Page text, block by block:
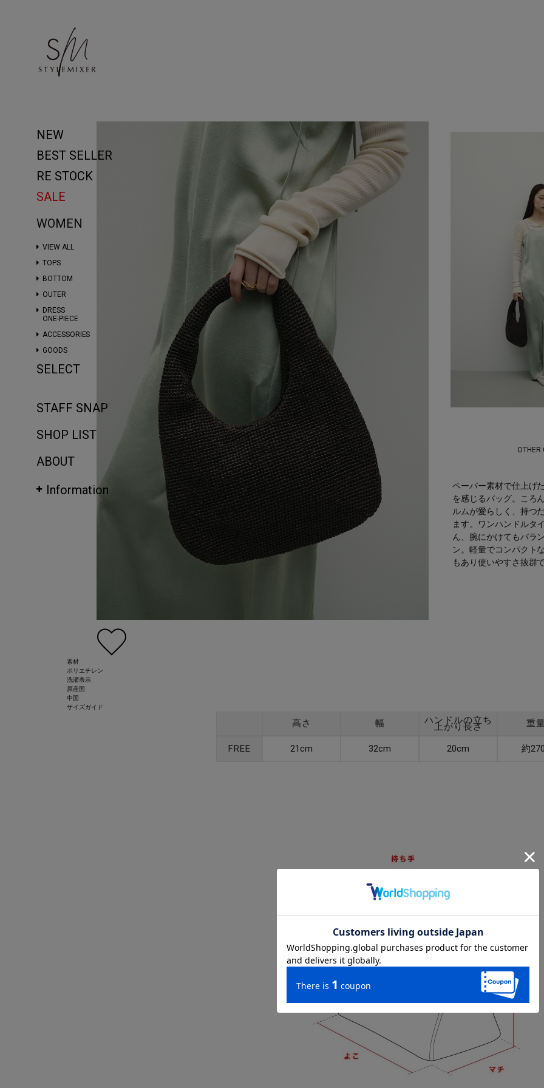
NEW
BEST SELLER
RE STOCK
SALE
WOMEN
VIEW ALL
TOPS
BOTTOM
OUTER
DRESS
ONE-PIECE
ACCESSORIES
GOODS
SELECT
STAFF SNAP
SHOP LIST
ABOUT
Information
OTHER
ペーパー素材で仕上げ
を感じるバッグ。ころ
ルムが愛らしく、持つ
ます。ワンハンドルタ
ん、腕にかけてもバラ
ン。軽量でコンパクト
もあり使いやすさ抜群
素材
ポリエチレン
洗濯表示
原産国
中国
サイズガイド
高さ 幅 ハンドルの立ち
上がり長さ 重
FREE 21cm 32cm 20cm 約